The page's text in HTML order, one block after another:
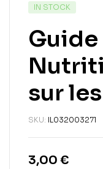
IN STOCK
Guide
sur
SKU: IL032003271
3,00 €